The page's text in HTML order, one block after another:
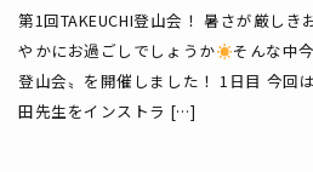
第1回TAKEUCHI登山会！ 暑さが厳し
やかにお過ごしでしょうか
そんな中
登山会〟を開催しました！ 1日目 今回
田先生をインストラ […]